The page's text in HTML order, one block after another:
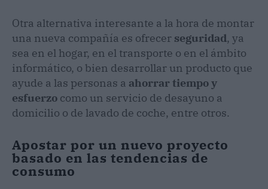
Otra alternativa interesante a la hora de montar
una nueva compañía es ofrecer seguridad, ya
sea en el hogar, en el transporte o en el ámbito
informático, o bien desarrollar un producto que
ayude a las personas a ahorrar tiempo y
esfuerzo como un servicio de desayuno a
domicilio o de lavado de coche, entre otros.
Apostar por un nuevo proyecto
basado en las tendencias de
consumo